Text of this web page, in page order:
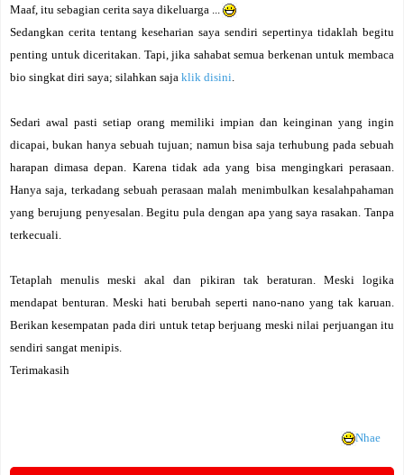
Maaf, itu sebagian cerita saya dikeluarga ...
Sedangkan cerita tentang keseharian saya sendiri sepertinya tidaklah begitu
penting untuk diceritakan. Tapi, jika sahabat semua berkenan untuk membaca
bio singkat diri saya; silahkan saja klik disini.
Sedari awal pasti setiap orang memiliki impian dan keinginan yang ingin
dicapai, bukan hanya sebuah tujuan; namun bisa saja terhubung pada sebuah
harapan dimasa depan. Karena tidak ada yang bisa mengingkari perasaan.
Hanya saja, terkadang sebuah perasaan malah menimbulkan kesalahpahaman
yang berujung penyesalan. Begitu pula dengan apa yang saya rasakan. Tanpa
terkecuali.
Tetaplah menulis meski akal dan pikiran tak beraturan. Meski logika
mendapat benturan. Meski hati berubah seperti nano-nano yang tak karuan.
Berikan kesempatan pada diri untuk tetap berjuang meski nilai perjuangan itu
sendiri sangat menipis.
Terimakasih
Nhae